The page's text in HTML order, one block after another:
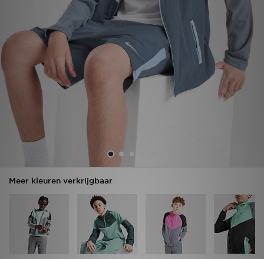
Meer kleuren verkrijgbaar
Vind een winkel
Bestelling traceren
Mijn JD
Klantenservice
Download de app